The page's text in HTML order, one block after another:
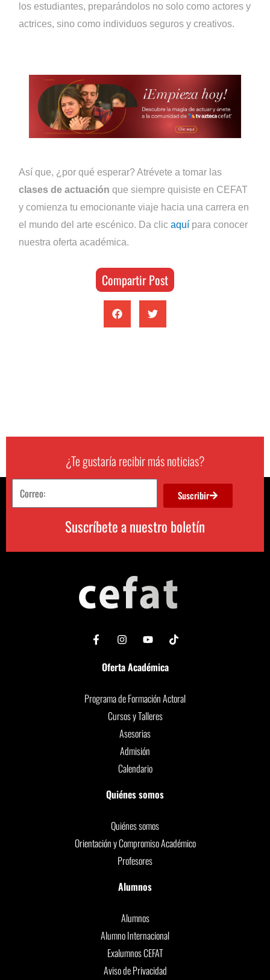
los estudiantes, preparándolos no solo como actores y
actrices, sino como individuos seguros y creativos.
Así que, ¿por qué esperar? Atrévete a tomar las
clases de actuación que siempre quisiste en CEFAT
y comienza tu emocionante viaje hacia una carrera en
el mundo del arte escénico. Da clicaquí para conocer
nuestra oferta académica.
Compartir Post
Suscríbete a nuestro boletín
¿Te gustaría recibir más noticias?
Suscribir
Oferta Académica
Programa de Formación Actoral
Cursos y Talleres
Asesorias
Admisión
Calendario
Quiénes somos
Quiénes somos
Orientación y Compromiso Académico
Profesores
Alumnos
Alumnos
Alumno Internacional
Exalumnos CEFAT
Aviso de Privacidad